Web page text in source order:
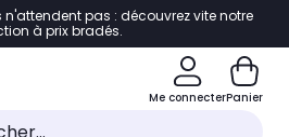
la navigation
pied de page
n'attendent pas : découvrez vite notre
à prix bradés.
Me connecterPanier